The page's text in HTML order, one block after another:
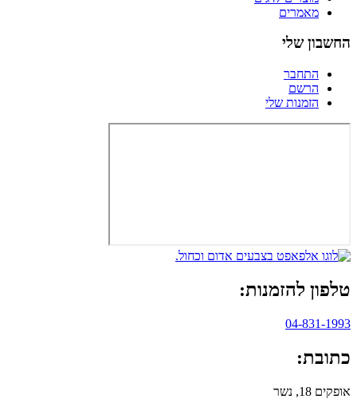
מאמרים
החשבון שלי
התחבר
הרשם
הזמנות שלי
טלפון להזמנות:
04-831-1993
כתובת:
אופקים 18, נשר